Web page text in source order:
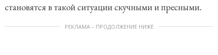
становятся в такой ситуации скучными и пресными.
РЕКЛАМА – ПРОДОЛЖЕНИЕ НИЖЕ